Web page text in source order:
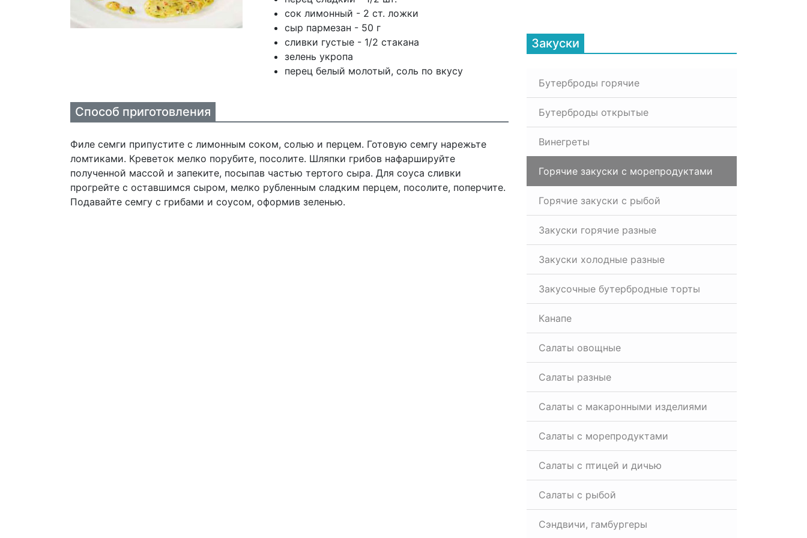
сок лимонный - 2 ст. ложки
сыр пармезан - 50 г
сливки густые - 1/2 стакана
зелень укропа
перец белый молотый, соль по вкусу
Способ приготовления
Филе семги припустите с лимонным соком, солью и перцем. Готовую семгу нарежьте
ломтиками. Креветок мелко порубите, посолите. Шляпки грибов нафаршируйте
полученной массой и запеките, посыпав частью тертого сыра. Для соуса сливки
прогрейте с оставшимся сыром, мелко рубленным сладким перцем, посолите, поперчите.
Подавайте семгу с грибами и соусом, оформив зеленью.
Закуски
Бутерброды горячие
Бутерброды открытые
Винегреты
Горячие закуски с морепродуктами
Горячие закуски с рыбой
Закуски горячие разные
Закуски холодные разные
Закусочные бутербродные торты
Канапе
Салаты овощные
Салаты разные
Салаты с макаронными изделиями
Салаты с морепродуктами
Салаты с птицей и дичью
Салаты с рыбой
Сэндвичи, гамбургеры